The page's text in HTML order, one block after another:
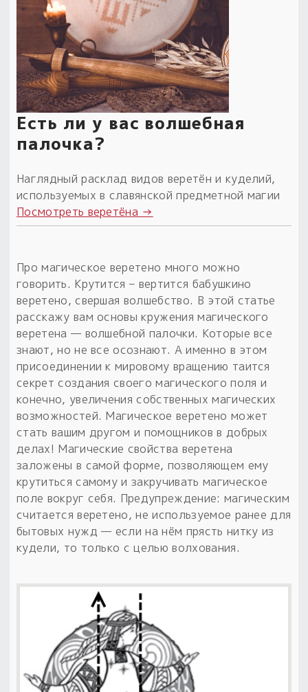
Обрядовые предметы
Расходные материалы
Готовые заговоры и обряды
Сундучок
Об авторе и издательстве
Наборы для книг
Электронные книги
Гадание он-лайн
Приложение для гадания
30 вариантов раскладов по системе Рез Рода:
Предметы
Магические наборы
Для алтаря
Расходные материалы
С чего начать?
Новые книги
в лавке!
«Резы Рода. Нежиты» и «Резы
Рода.Духи-Хозяева» с колодами
толковники со значениями, раскладами,
толкованиями колод
Пыльный сундучок
большое обновление
Товары со скидкой
Новинки
Товары недели
Безоплатная доставка
на заказ от 4 тыс. руб. со скидкой
Оберег в подарок
к заказу от 3 тыс. руб.
Есть ли у вас волшебная
палочка?
Наглядный расклад видов веретён и куделий,
используемых в славянской предметной магии
Посмотреть веретёна →
Про магическое веретено много можно
говорить. Крутится – вертится бабушкино
веретено, свершая волшебство. В этой статье
расскажу вам основы кружения магического
веретена — волшебной палочки. Которые все
знают, но не все осознают. А именно в этом
присоединении к мировому вращению таится
секрет создания своего магического поля и
конечно, увеличения собственных магических
возможностей. Магическое веретено может
стать вашим другом и помощников в добрых
делах! Магические свойства веретена
заложены в самой форме, позволяющем ему
крутиться самому и закручивать магическое
поле вокруг себя. Предупреждение: магическим
считается веретено, не используемое ранее для
бытовых нужд — если на нём прясть нитку из
кудели, то только с целью волхования.